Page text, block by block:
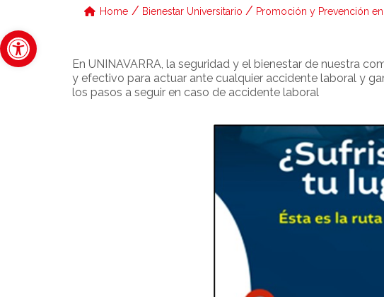
Abrir barra de herramientas
Home / Bienestar Universitario / Promoción y Prevención en...
En UNINAVARRA, la seguridad y el bienestar de nuestra
y efectivo para actuar ante cualquier accidente laboral y
los pasos a seguir en caso de accidente laboral